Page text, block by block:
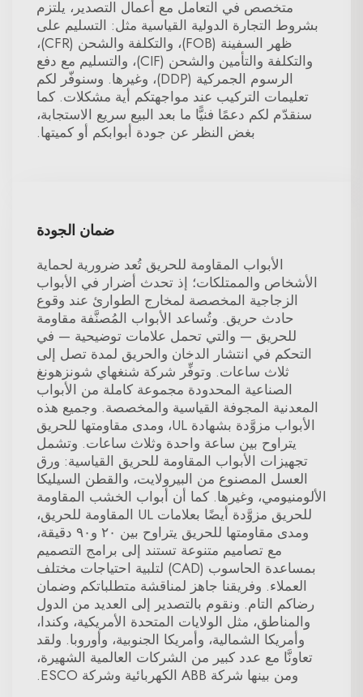
متخصص في التعامل مع أعمال التصدير، يلتزم
بشروط التجارة الدولية القياسية مثل: التسليم على
ظهر السفينة (FOB)، والتكلفة والشحن (CFR)،
والتكلفة والتأمين والشحن (CIF)، والتسليم مع دفع
الرسوم الجمركية (DDP)، وغيرها. وسنوفّر لكم
تعليمات التركيب عند مواجهتكم أية مشكلات. كما
سنقدّم لكم دعمًا فنيًّا ما بعد البيع سريع الاستجابة،
بغض النظر عن جودة أبوابكم أو كميتها.
ضمان الجودة
الأبواب المقاومة للحريق تُعد ضرورية لحماية
الأشخاص والممتلكات؛ إذ تحدث أضرار في الأبواب
الزجاجية المخصصة لمخارج الطوارئ عند وقوع
حادث حريق. وتُساعد الأبواب المُصنَّفة مقاومة
للحريق — والتي تحمل علامات توضيحية — في
التحكم في انتشار الدخان والحريق لمدة تصل إلى
ثلاث ساعات. وتوفِّر شركة شنغهاي شونزهونغ
الصناعية المحدودة مجموعة كاملة من الأبواب
المعدنية المجوفة القياسية والمخصصة. وجميع هذه
الأبواب مزوَّدة بشهادة UL، ومدى مقاومتها للحريق
يتراوح بين ساعة واحدة وثلاث ساعات. وتشمل
تجهيزات الأبواب المقاومة للحريق القياسية: ورق
العسل المصنوع من البيرولايت، والقطن السيليكا
الألومنيومي، وغيرها. كما أن أبواب الخشب المقاومة
للحريق مزوَّدة أيضًا بعلامات UL المقاومة للحريق،
ومدى مقاومتها للحريق يتراوح بين ٢٠ و٩٠ دقيقة،
مع تصاميم متنوعة تستند إلى برامج التصميم
بمساعدة الحاسوب (CAD) لتلبية احتياجات مختلف
العملاء. وفريقنا جاهز لمناقشة متطلباتكم وضمان
رضاكم التام. ونقوم بالتصدير إلى العديد من الدول
والمناطق، مثل الولايات المتحدة الأمريكية، وكندا،
وأمريكا الشمالية، وأمريكا الجنوبية، وأوروبا. ولقد
تعاونَّا مع عدد كبير من الشركات العالمية الشهيرة،
ومن بينها شركة ABB الكهربائية وشركة ESCO.